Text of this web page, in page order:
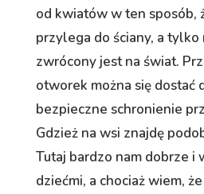
od kwiatów w ten sposób,
przylega do ściany, a tylko
zwrócony jest na świat.
otworek można się dostać
bezpieczne schronienie
Gdzież na wsi znajdę
Tutaj bardzo nam dobrze i
dziećmi, a chociaż wiem,